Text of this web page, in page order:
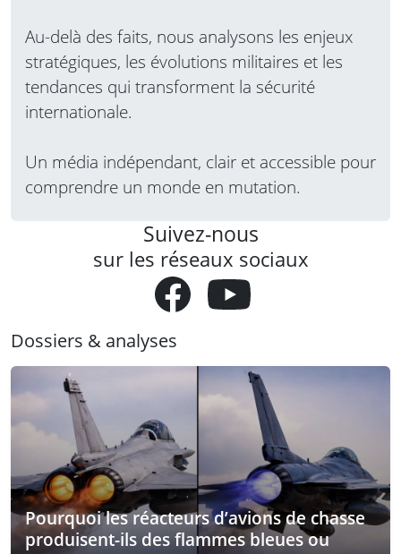
Au-delà des faits, nous analysons les enjeux
stratégiques, les évolutions militaires et les
tendances qui transforment la sécurité
internationale.
Un média indépendant, clair et accessible pour
comprendre un monde en mutation.
Suivez-nous
sur les réseaux sociaux
Dossiers & analyses
Pourquoi les réacteurs d’avions de chasse
produisent-ils des flammes bleues ou